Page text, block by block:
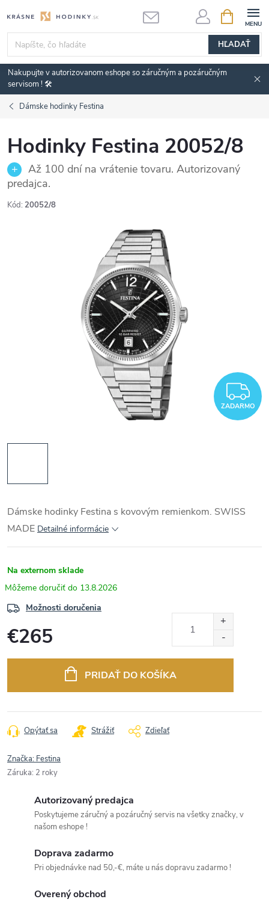
na
obsah
HĽADAŤ
KOŠÍK
Nakupujte v autorizovanom eshope so záručným a pozáručným
servisom ! 🛠️
Dámske hodinky Festina
Hodinky Festina 20052/8
Až 100 dní na vrátenie tovaru. Autorizovaný
predajca.
Kód: 20052/8
ZADARMO
Dámske hodinky Festina s kovovým remienkom. SWISS
MADE Detailné informácie
Na externom sklade
13.8.2026
Možnosti doručenia
€265
PRIDAŤ DO KOŠÍKA
Opýtať sa Strážiť Zdieľať
Značka: Festina
Záruka: 2 roky
Autorizovaný predajca
Poskytujeme záručný a pozáručný servis na všetky značky, v
našom eshope !
Doprava zadarmo
Pri objednávke nad 50,-€, máte u nás dopravu zadarmo !
Overený obchod